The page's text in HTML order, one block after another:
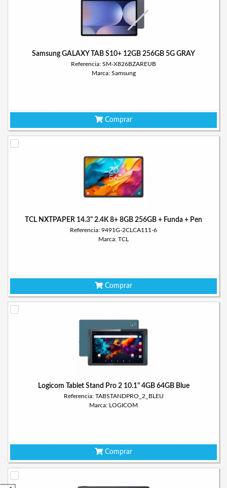
Samsung GALAXY TAB S10+ 12GB 256GB 5G GRAY
Referencia: SM-X826BZAREUB
Marca: Samsung
Comprar
TCL NXTPAPER 14.3" 2.4K 8+ 8GB 256GB + Funda + Pen
Referencia: 9491G-2CLCA111-6
Marca: TCL
Comprar
Logicom Tablet Stand Pro 2 10.1" 4GB 64GB Blue
Referencia: TABSTANDPRO_2_BLEU
Marca: LOGICOM
Comprar